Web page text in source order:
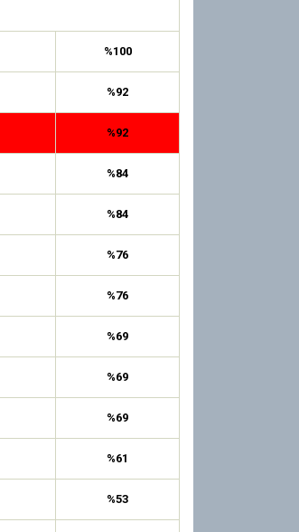
%100
%92
%92
%84
%84
%76
%76
%69
%69
%69
%61
%53